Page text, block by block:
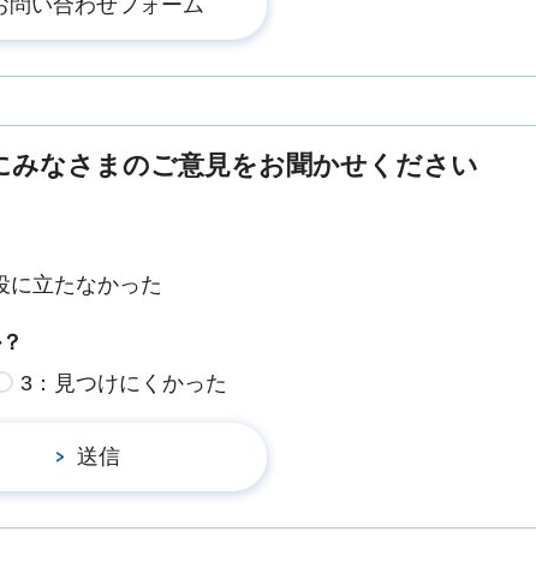
なさまのご意見をお聞かせください
に立たなかった
3：見つけにくかった